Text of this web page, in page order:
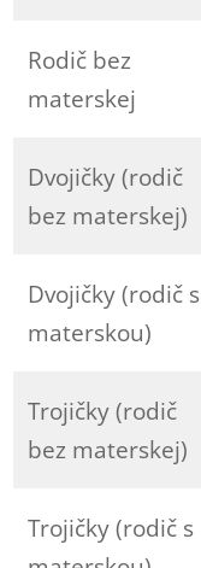
Rodič bez
materskej
Dvojičky (rodič
bez materskej)
Dvojičky (rodič s
materskou)
Trojičky (rodič
bez materskej)
Trojičky (rodič s